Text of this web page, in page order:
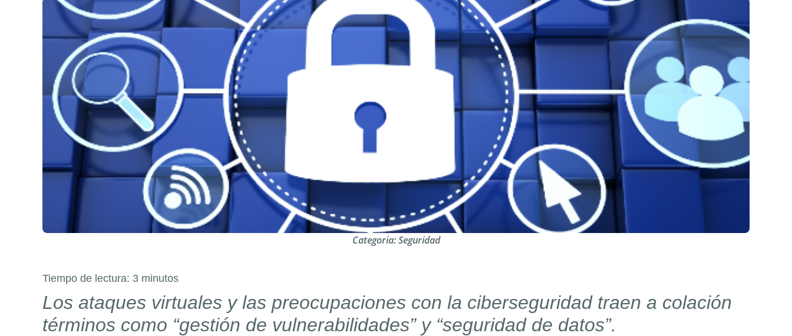
Categoria:Seguridad
Tiempo de lectura: 3 minutos
Los ataques virtuales y las preocupaciones con la ciberseguridad traen a colación
términos como “gestión de vulnerabilidades” y “seguridad de datos”.